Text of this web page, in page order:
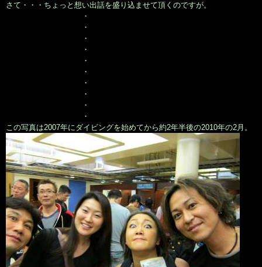
さて・・・ちょっと想い出話を盛り込ませて頂くのですが。
・
・
・
・
・
・
・
・
・
・
この写真は2007年にダイビングを始めてから約2年半後の2010年の2月。